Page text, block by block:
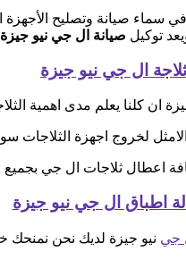
سماء صيانة وتصليح الأجهزة
توكيل صيانة ال جي نيو جيزة
ال جي نيو جيزة
كلنا يعلم مدى اهمية
لخروج اجهزة
اعطال ثلاجات ال جي بجميع
اطباق ال جي نيو جيزة
جي نيو جيزة لديك نحن نمنحك